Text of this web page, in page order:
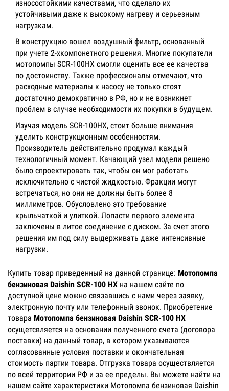
износостойкими качествами, что сделало их
устойчивыми даже к высокому нагреву и серьезным
нагрузкам.
В конструкцию вошел воздушный фильтр, основанный
при учете 2-хкомпонетного решения. Многие покупатели
мотопомпы SCR-100HX смогли оценить все ее качества
по достоинству. Также профессионалы отмечают, что
расходные материалы к насосу не только стоят
достаточно демократично в РФ, но и не возникнет
проблем в случае необходимости их покупки в будущем.
Изучая модель SCR-100HX, стоит больше внимания
уделить конструкционным особенностям.
Производитель действительно продумал каждый
технологичный момент. Качающий узел модели решено
было спроектировать так, чтобы он мог работать
исключительно с чистой жидкостью. Фракции могут
встречаться, но они не должны быть более 8
миллиметров. Обусловлено это требование
крыльчаткой и улиткой. Лопасти первого элемента
заключены в литое соединение с диском. За счет этого
решения им под силу выдерживать даже интенсивные
нагрузки.
Купить товар приведенный на данной странице: Мотопомпа
бензиновая Daishin SCR-100 HX на нашем сайте по
доступной цене можно связавшись с нами через заявку,
электронную почту или телефонный звонок. Приобретение
товара Мотопомпа бензиновая Daishin SCR-100 HX
осущетсвляется на основании полученного счета (договора
поставки) на данный товар, в котором указываются
согласованные условия поставки и окончательная
стоимость партии товара. Отгрузка товара осуществляется
по всей территории РФ и за ее пределы. Вы можете найти на
нашем сайте характеристики Мотопомпа бензиновая Daishin